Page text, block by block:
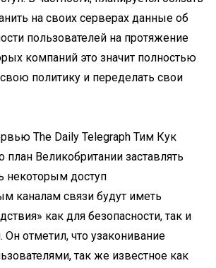
на своих серверах данные об
пользователей на протяжение
компаний это значит полностью
политику и переделать свои
The Daily Telegraph Тим Кук
план Великобритании заставлять
некоторым доступ
каналам связи будут иметь
как для безопасности, так и
Он отметил, что узаконивание
так же известное как